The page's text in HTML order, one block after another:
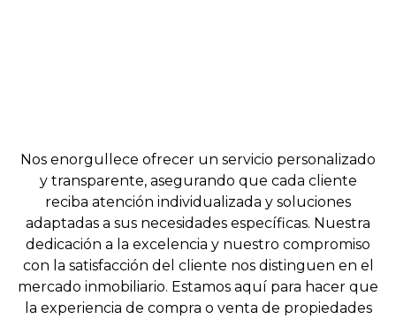
Nos enorgullece ofrecer un servicio personalizado
y transparente, asegurando que cada cliente
reciba atención individualizada y soluciones
adaptadas a sus necesidades específicas. Nuestra
dedicación a la excelencia y nuestro compromiso
con la satisfacción del cliente nos distinguen en el
mercado inmobiliario. Estamos aquí para hacer que
la experiencia de compra o venta de propiedades